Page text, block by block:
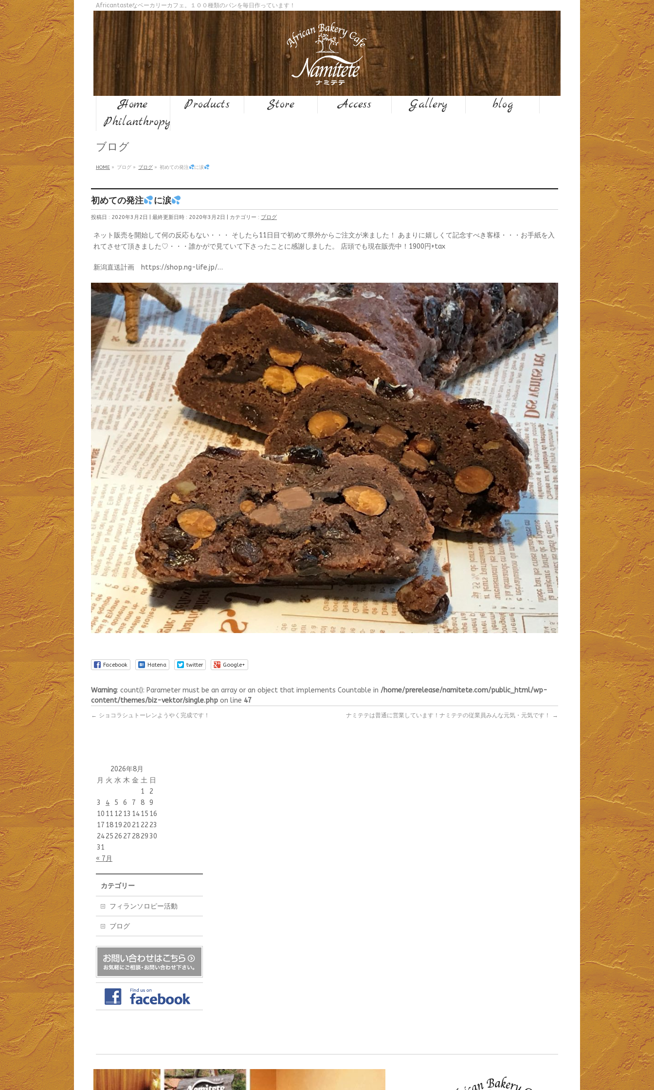
Africantasteなベーカリーカフェ。１００種類のパンを毎日作っています！
お気軽にお問い合わせください
TEL 025-374-6001
Home Products Store Access Gallery
blog
Philanthropy
ブログ
HOME » ブログ » ブログ » 初めての発注 に涙
初めての発注 に涙
投稿日 : 2020年3月2日 最終更新日時 : 2020年3月2日 カテゴリー : ブログ
ネット販売を開始して何の反応もない・・・ そしたら11日目で初めて県外からご注文が来ました！ あまりに嬉しくて記念すべき客様・・・お手紙を入
れてさせて頂きました♡・・・誰かがで見ていて下さったことに感謝しました。 店頭でも現在販売中！1900円+tax
新潟直送計画 https://shop.ng-life.jp/…
Facebook Hatena twitter Google+
Warning: count(): Parameter must be an array or an object that implements Countable in /home/prerelease/namitete.com/public_html/wp-
content/themes/biz-vektor/single.php on line 47
← ショコラシュトーレンようやく完成です！ ナミテテは普通に営業しています！ナミテテの従業員みんな元気・元気です！ →
2026年8月
月 火 水 木 金 土 日
1
2
3
4 5 6 7 8 9
10 11 12 13 1415 16
17 1819 20 21 22 23
2425 26 27 282930
31
« 7月
カテゴリー
フィランソロピー活動
ブログ